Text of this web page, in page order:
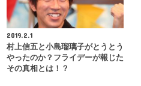
2019.2.1
村上信五と小島瑠璃子がとうとう
やったのか？フライデーが報じた
その真相とは！？